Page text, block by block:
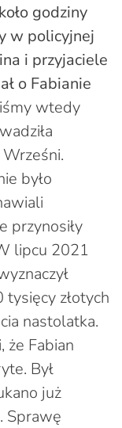
godziny
w policyjnej
i przyjaciele
o Fabianie
wtedy
było
przynosiły
lipcu 2021
złotych
nastolatka.
Fabian
Był
już
Sprawę